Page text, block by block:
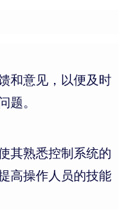
和意见，以便及时
题。
其熟悉控制系统的
高操作人员的技能